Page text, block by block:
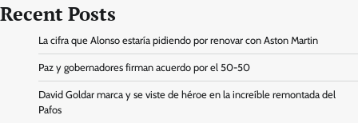
Recent Posts
La cifra que Alonso estaría pidiendo por renovar con Aston Martin
Paz y gobernadores firman acuerdo por el 50-50
David Goldar marca y se viste de héroe en la increíble remontada del
Pafos